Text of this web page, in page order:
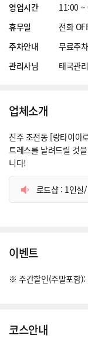
영업시간
11:00 ~
휴무일
전화
주차안내
무료주
관리사님
태국관
업체소개
진주 초전동 [랑타이아
트레스를 날려드릴 것
니다!
로드샵 : 1인
이벤트
※ 주간할인(주말포함):
코스안내